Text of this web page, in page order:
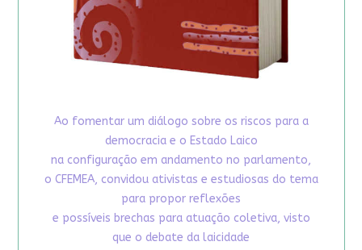
Ao fomentar um diálogo sobre os riscos para a
democracia e o Estado Laico
na configuração em andamento no parlamento,
o CFEMEA, convidou ativistas e estudiosas do tema
para propor reflexões
e possíveis brechas para atuação coletiva, visto
que o debate da laicidade